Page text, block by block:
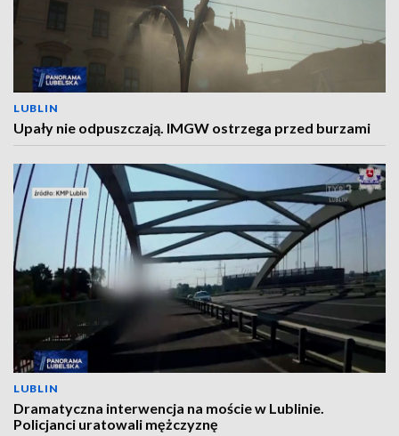
LUBLIN
Upały nie odpuszczają. IMGW ostrzega przed burzami
LUBLIN
Dramatyczna interwencja na moście w Lublinie.
Policjanci uratowali mężczyznę